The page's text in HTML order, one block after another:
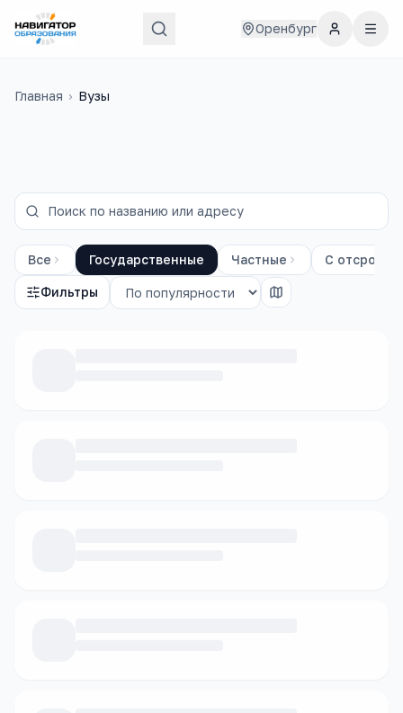
Оренбург
Главная › Вузы
Все Государственные Частные С
Фильтры